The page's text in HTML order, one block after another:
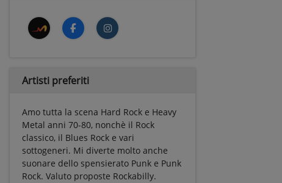
Artisti preferiti
Amo tutta la scena Hard Rock e Heavy
Metal anni 70-80, nonchè il Rock
classico, il Blues Rock e vari
sottogeneri. Mi diverte molto anche
suonare dello spensierato Punk e Punk
Rock. Valuto proposte Rockabilly.